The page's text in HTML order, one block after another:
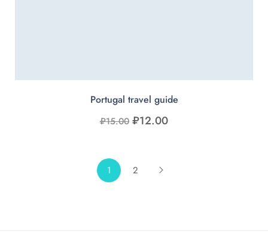
Portugal travel guide
₽15.00 ₽12.00
1 2